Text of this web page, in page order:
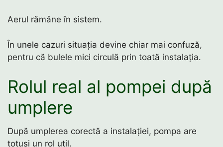
Aerul rămâne în sistem.
În unele cazuri situația devine chiar mai confuză,
pentru că bulele mici circulă prin toată instalația.
Rolul real al pompei după
umplere
După umplerea corectă a instalației, pompa are
totuși un rol util.